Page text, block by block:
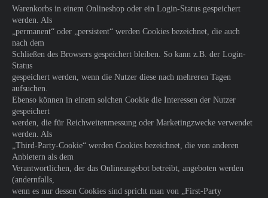
Warenkorbs in einem Onlineshop oder ein Login-Status gespeichert
werden. Als
„permanent“ oder „persistent“ werden Cookies bezeichnet, die auch
nach dem
Schließen des Browsers gespeichert bleiben. So kann z.B. der Login-
Status
gespeichert werden, wenn die Nutzer diese nach mehreren Tagen
aufsuchen.
Ebenso können in einem solchen Cookie die Interessen der Nutzer
gespeichert
werden, die für Reichweitenmessung oder Marketingzwecke verwendet
werden. Als
„Third-Party-Cookie“ werden Cookies bezeichnet, die von anderen
Anbietern als dem
Verantwortlichen, der das Onlineangebot betreibt, angeboten werden
(andernfalls,
wenn es nur dessen Cookies sind spricht man von „First-Party